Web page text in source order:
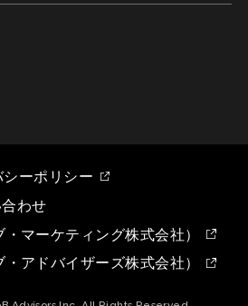
シーポリシー
わせ
マーケティング株式会社）
アドバイザーズ株式会社）